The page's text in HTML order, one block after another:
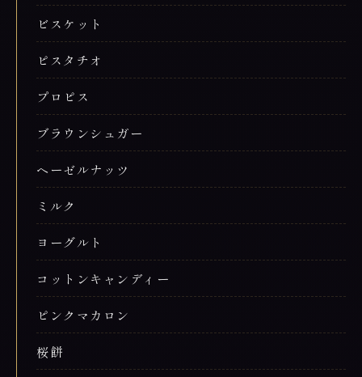
ビスケット
ピスタチオ
プロピス
ブラウンシュガー
ヘーゼルナッツ
ミルク
ヨーグルト
コットンキャンディー
ピンクマカロン
桜餅